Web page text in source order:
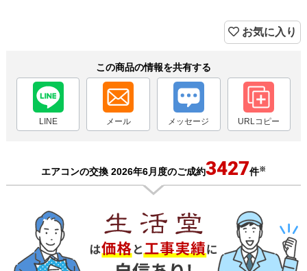
お気に入り
この商品の情報を共有する
LINE メール メッセージ URLコピー
エアコンの交換 2026年6月度のご成約3427件※